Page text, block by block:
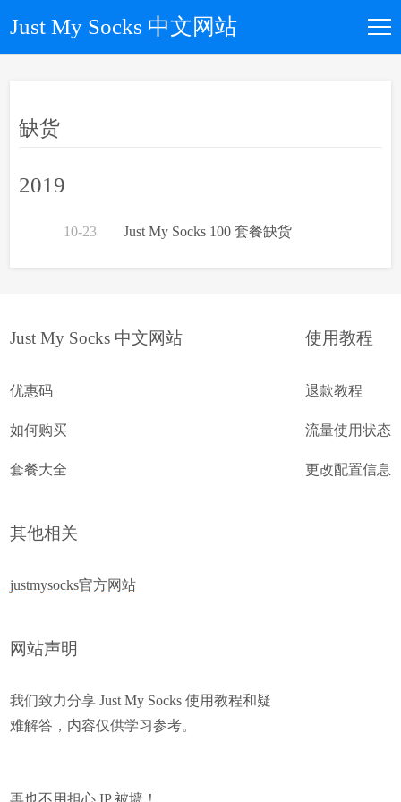
Just My Socks 中文网站
所有套餐
优惠码
文章归档
关于我们
缺货
2019
10-23 Just My Socks 100 套餐缺货
Just My Socks 中文网站
优惠码
如何购买
套餐大全
使用教程
退款教程
流量使用状态
更改配置信息
其他相关
justmysocks官方网站
网站声明
我们致力分享 Just My Socks 使用教程和疑
难解答，内容仅供学习参考。
再也不用担心 IP 被墙！